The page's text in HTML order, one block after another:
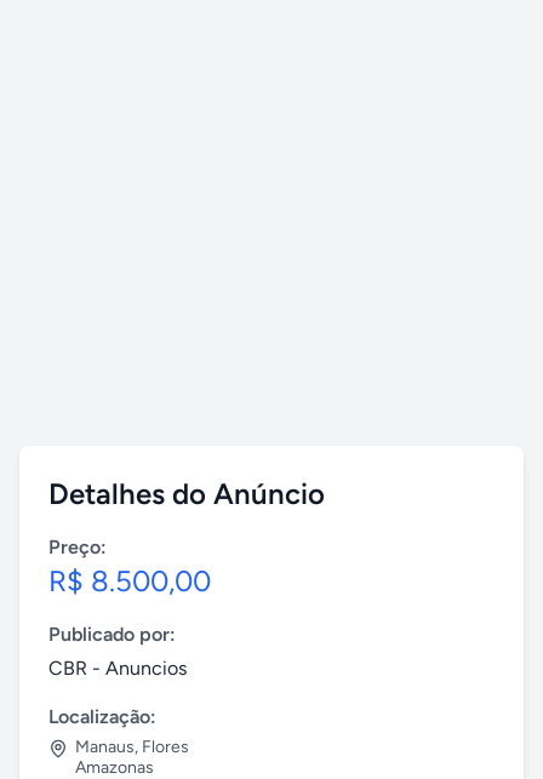
Detalhes do Anúncio
Preço:
R$ 8.500,00
Publicado por:
CBR - Anuncios
Localização:
Manaus, Flores
Amazonas